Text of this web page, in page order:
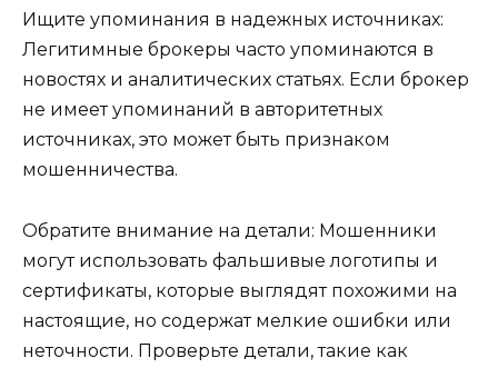
Ищите упоминания в надежных источниках:
Легитимные брокеры часто упоминаются в
новостях и аналитических статьях. Если брокер
не имеет упоминаний в авторитетных
источниках, это может быть признаком
мошенничества.
Обратите внимание на детали: Мошенники
могут использовать фальшивые логотипы и
сертификаты, которые выглядят похожими на
настоящие, но содержат мелкие ошибки или
неточности. Проверьте детали, такие как